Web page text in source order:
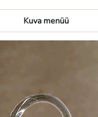
Kuva menüü